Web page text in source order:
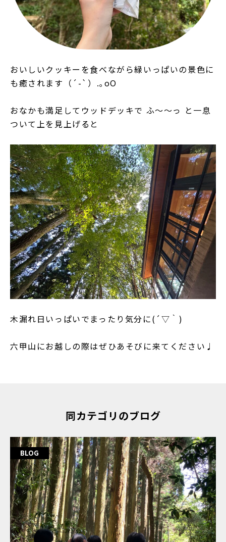
おいしいクッキーを食べながら緑いっぱいの景色に
も癒されます（´-`）.｡oO
おなかも満足してウッドデッキで ふ～～っ と一息
ついて上を見上げると
木漏れ日いっぱいでまったり気分に(´▽｀)
六甲山にお越しの際はぜひあそびに来てください♩
同カテゴリのブログ
BLOG